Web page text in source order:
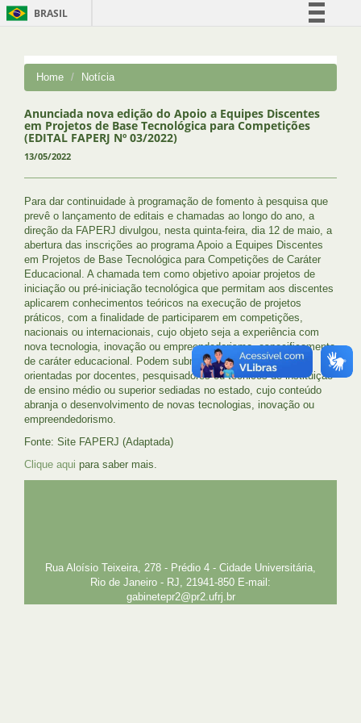
BRASIL
Comunica BR
Acesso à informação
Legislação
Home Notícia
Anunciada nova edição do Apoio a Equipes Discentes
em Projetos de Base Tecnológica para Competições
(EDITAL FAPERJ Nº 03/2022)
13/05/2022
Para dar continuidade à programação de fomento à pesquisa que
prevê o lançamento de editais e chamadas ao longo do ano, a
direção da FAPERJ divulgou, nesta quinta-feira, dia 12 de maio, a
abertura das inscrições ao programa Apoio a Equipes Discentes
em Projetos de Base Tecnológica para Competições de Caráter
Educacional. A chamada tem como objetivo apoiar projetos de
iniciação ou pré-iniciação tecnológica que permitam aos discentes
aplicarem conhecimentos teóricos na execução de projetos
práticos, com a finalidade de participarem em competições,
nacionais ou internacionais, cujo objeto seja a experiência com
nova tecnologia, inovação ou empreendedorismo, especificamente
de caráter educacional. Podem submeter projetos de equipes
orientadas por docentes, pesquisadores ou técnicos de instituição
de ensino médio ou superior sediadas no estado, cujo conteúdo
abranja o desenvolvimento de novas tecnologias, inovação ou
empreendedorismo.
Fonte: Site FAPERJ (Adaptada)
Clique aqui para saber mais.
Rua Aloísio Teixeira, 278 - Prédio 4 - Cidade Universitária,
Rio de Janeiro - RJ, 21941-850 E-mail:
gabinetepr2@pr2.ufrj.br